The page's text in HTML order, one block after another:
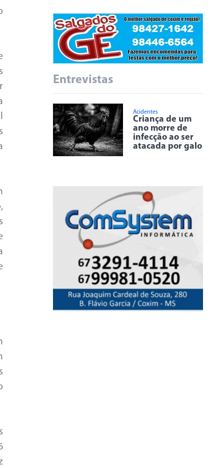
Entrevistas
Acidentes
Criança de um
ano morre de
infecção ao ser
atacada por galo